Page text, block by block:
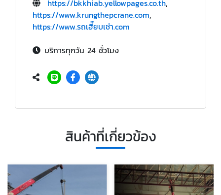
https://bkkhiab.yellowpages.co.th,
https://www.krungthepcrane.com,
https://www.รถเฮี๊ยบเช่า.com
บริการทุกวัน 24 ชั่วโมง
สินค้าที่เกี่ยวข้อง